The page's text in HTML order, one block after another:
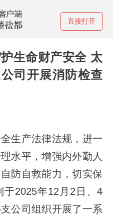
直接打开
生命财产安全 太
司开展消防检查
生产法律法规，进一
水平，增强内外勤人
防自救能力，切实保
于2025年12月2日、4
公司组织开展了一系